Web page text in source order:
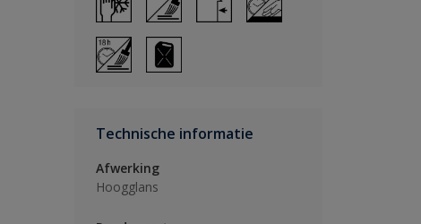
Technische informatie
Afwerking
Hoogglans